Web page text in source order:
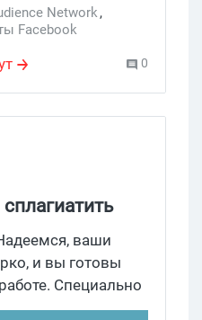
Network,
Facebook
0
в поискеваши
и вы готовы
Специально
для